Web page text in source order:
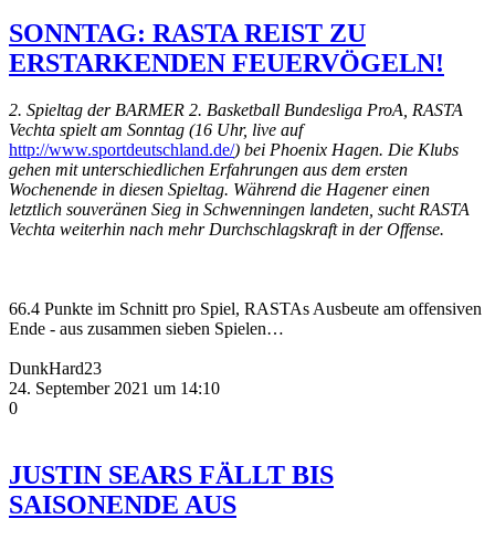
SONNTAG: RASTA REIST ZU
ERSTARKENDEN FEUERVÖGELN!
2. Spieltag der BARMER 2. Basketball Bundesliga ProA, RASTA
Vechta spielt am Sonntag (16 Uhr, live auf
http://www.sportdeutschland.de/) bei Phoenix Hagen. Die Klubs
gehen mit unterschiedlichen Erfahrungen aus dem ersten
Wochenende in diesen Spieltag. Während die Hagener einen
letztlich souveränen Sieg in Schwenningen landeten, sucht RASTA
Vechta weiterhin nach mehr Durchschlagskraft in der Offense.
66.4 Punkte im Schnitt pro Spiel, RASTAs Ausbeute am offensiven
Ende - aus zusammen sieben Spielen…
DunkHard23
24. September 2021 um 14:10
0
JUSTIN SEARS FÄLLT BIS
SAISONENDE AUS